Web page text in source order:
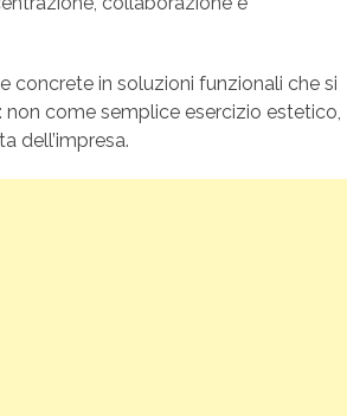
concrete in soluzioni funzionali che si
: non come semplice esercizio estetico,
dell’impresa.